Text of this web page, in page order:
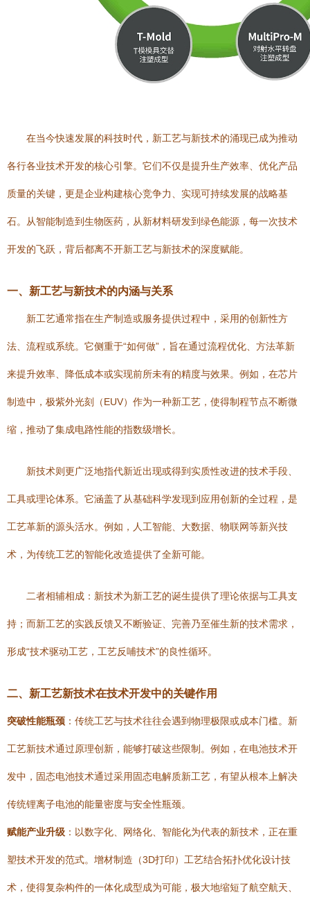
在当今快速发展的科技时代，新工艺与新技术的涌现已成为推动
各行各业技术开发的核心引擎。它们不仅是提升生产效率、优化产品
质量的关键，更是企业构建核心竞争力、实现可持续发展的战略基
石。从智能制造到生物医药，从新材料研发到绿色能源，每一次技术
开发的飞跃，背后都离不开新工艺与新技术的深度赋能。
一、新工艺与新技术的内涵与关系
新工艺通常指在生产制造或服务提供过程中，采用的创新性方
法、流程或系统。它侧重于“如何做”，旨在通过流程优化、方法革新
来提升效率、降低成本或实现前所未有的精度与效果。例如，在芯片
制造中，极紫外光刻（EUV）作为一种新工艺，使得制程节点不断微
缩，推动了集成电路性能的指数级增长。
新技术则更广泛地指代新近出现或得到实质性改进的技术手段、
工具或理论体系。它涵盖了从基础科学发现到应用创新的全过程，是
工艺革新的源头活水。例如，人工智能、大数据、物联网等新兴技
术，为传统工艺的智能化改造提供了全新可能。
二者相辅相成：新技术为新工艺的诞生提供了理论依据与工具支
持；而新工艺的实践反馈又不断验证、完善乃至催生新的技术需求，
形成“技术驱动工艺，工艺反哺技术”的良性循环。
二、新工艺新技术在技术开发中的关键作用
突破性能瓶颈 ：传统工艺与技术往往会遇到物理极限或成本门槛。新
工艺新技术通过原理创新，能够打破这些限制。例如，在电池技术开
发中，固态电池技术通过采用固态电解质新工艺，有望从根本上解决
传统锂离子电池的能量密度与安全性瓶颈。
赋能产业升级 ：以数字化、网络化、智能化为代表的新技术，正在重
塑技术开发的范式。增材制造（3D打印）工艺结合拓扑优化设计技
术，使得复杂构件的一体化成型成为可能，极大地缩短了航空航天、